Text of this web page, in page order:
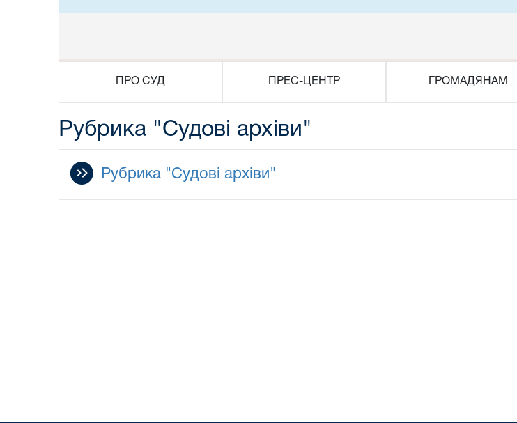
ПРО СУД ПРЕС-ЦЕНТР ГРОМАДЯНАМ
Рубрика "Судові архіви"
Рубрика "Судові архіви"